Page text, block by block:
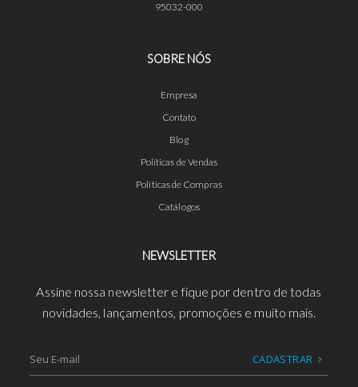
95032-000
SOBRE NÓS
Empresa
Contato
Blog
Políticas de Vendas
Políticas de Compras
Catálogos
NEWSLETTER
Assine nossa newsletter e fique por dentro de todas
novidades, lançamentos, promoções e muito mais.
CADASTRAR